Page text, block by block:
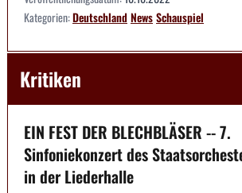
Kategorien:DeutschlandNewsSchauspiel
Kritiken
EIN FEST DER BLECHBLÄSER -- 7.
Sinfoniekonzert des
in der Liederhalle